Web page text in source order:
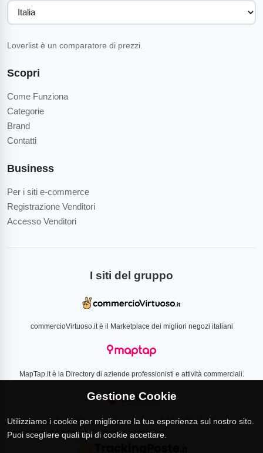
Scopri
Come Funziona
Categorie
Brand
Contatti
Business
Per i siti e-commerce
Registrazione Venditori
Accesso Venditori
Loverlist è un comparatore di prezzi.
I siti del gruppo
commercioVirtuoso.it è il Marketplace dei migliori negozi italiani
MapTap.it è la Directory di aziende professionisti e attività commerciali.
Loverlist.com è il comparatore di prezzo CSS certificato Google
Gestione Cookie
Utilizziamo i cookie per migliorare la tua esperienza sul nostro sito.
Puoi scegliere quali tipi di cookie accettare.